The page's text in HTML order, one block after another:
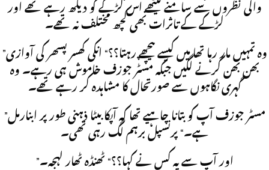
والی نظروں سے سامنے بیٹھے اس لڑکے کو دیکھ رہے تھے اور
لڑکے کے تاثرات بھی کچھ مختلف نہ تھے۔
”وہ تمہیں مار رہا تھا میں کیسے پیچھے رہتا؟؟“ انکی کھسر پسھر کی آوازی
بھن بھن کرنے لگیں جبکہ مسٹر جوزف خاموش ہی رہے۔ وہ
گہری نگاہوں سے صورتحال کا مشاہدہ کر رہے تھے۔
”مسٹر جوزف آپ کو بتانا چاہیے تھا کہ آپکا بیٹا ذہنی طور پر ابنارمل
ہے۔“ پرنسپل برہم لگ رہی تھی۔
”اور آپ سے یہ کس نے کہا؟؟“ ٹھنڈہ ٹھار لہجہ۔